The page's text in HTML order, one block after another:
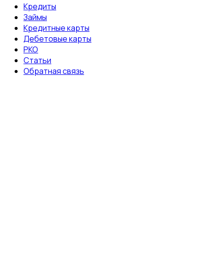
Кредиты
Займы
Кредитные карты
Дебетовые карты
РКО
Статьи
Обратная связь